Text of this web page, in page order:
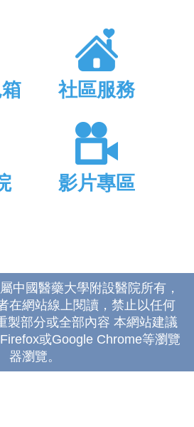
社區服務
影片專區
中國醫藥大學附設醫院所有，
在網站線上閱讀，禁止以任何
製部分或全部內容 本網站建議
或Google Chrome等瀏覽
器瀏覽。